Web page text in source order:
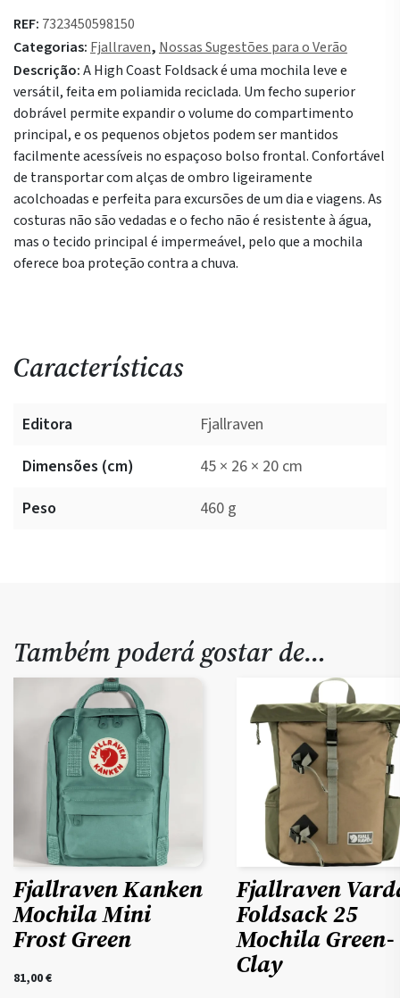
REF: 7323450598150
Categorias: Fjallraven, Nossas Sugestões para o Verão
Descrição:A High Coast Foldsack é uma mochila leve e
versátil, feita em poliamida reciclada. Um fecho superior
dobrável permite expandir o volume do compartimento
principal, e os pequenos objetos podem ser mantidos
facilmente acessíveis no espaçoso bolso frontal. Confortável
de transportar com alças de ombro ligeiramente
acolchoadas e perfeita para excursões de um dia e viagens. As
costuras não são vedadas e o fecho não é resistente à água,
mas o tecido principal é impermeável, pelo que a mochila
oferece boa proteção contra a chuva.
Características
Editora
Fjallraven
Dimensões (cm)
45 × 26 × 20 cm
Peso
460 g
Também poderá gostar de…
Fjallraven Kanken
Mochila Mini
Frost Green
81,00€
Fjallraven
Foldsack 25
Mochila Green-
Clay